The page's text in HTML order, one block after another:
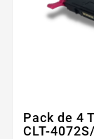
Pack de 4
CLT-